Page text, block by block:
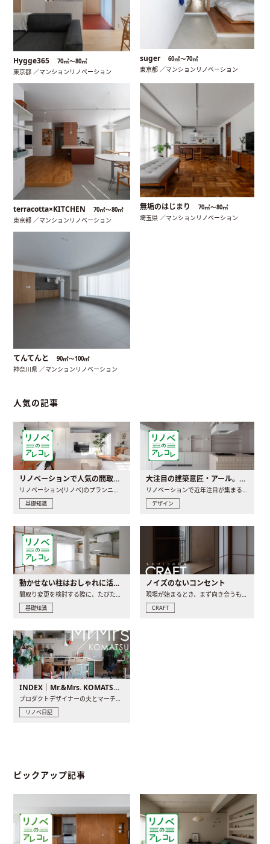
Hygge365 70㎡〜80㎡
東京都 ／マンションリノベーション
suger 60㎡〜70㎡
東京都 ／マンションリノベーション
terracotta×KITCHEN 70㎡〜80㎡
東京都 ／マンションリノベーション
無垢のはじまり 70㎡〜80㎡
埼玉県 ／マンションリノベーション
てんてんと 90㎡〜100㎡
神奈川県 ／マンションリノベーション
人気の記事
リノベーションで人気の間取りとは？トレンドの間取りと実例を徹底解説
基礎知識
大注目の建築意匠・アール。人気の理由と空間に取り入れるポイント
デザイン
動かせない柱はおしゃれに活用！柱を魅せるリノベーション(リノベ)4選
基礎知識
ノイズのないコンセント
CRAFT
INDEX｜Mr.&Mrs. KOMATSU renovation diary
リノベ日記
ピックアップ記事